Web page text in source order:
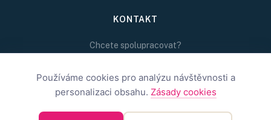
KONTAKT
Chcete spolupracovat?
redakce@inspirativni.cz
Používáme cookies pro analýzu návštěvnosti a
personalizaci obsahu. Zásady cookies